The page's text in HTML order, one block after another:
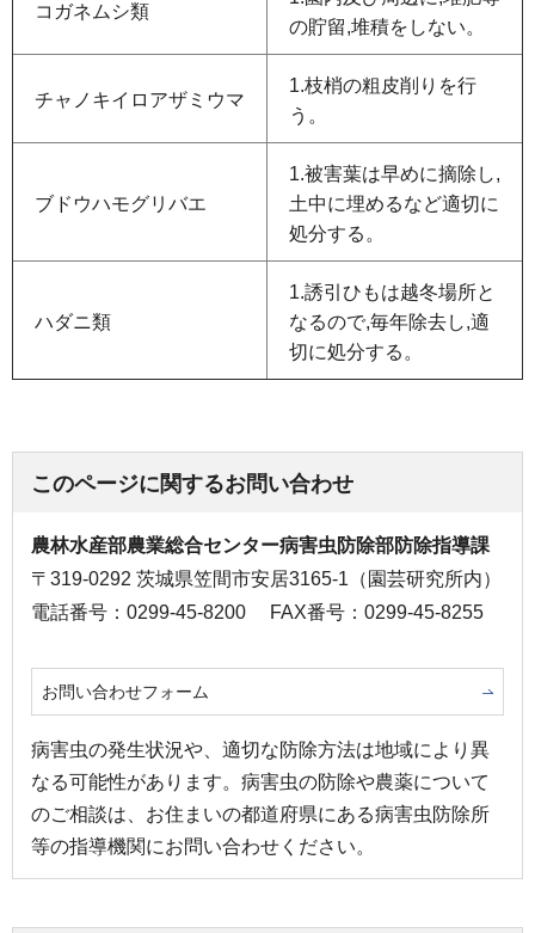
コガネムシ類
の貯留,堆積をしない。
チャノキイロアザミウマ
1.枝梢の粗皮削りを行
う。
ブドウハモグリバエ
1.被害葉は早めに摘除し,
土中に埋めるなど適切に
処分する。
ハダニ類
1.誘引ひもは越冬場所と
なるので,毎年除去し,適
切に処分する。
このページに関するお問い合わせ
農林水産部農業総合センター病害虫防除部防除指導課
〒319-0292 茨城県笠間市安居3165-1（園芸研究所内）
電話番号：0299-45-8200
FAX番号：0299-45-8255
お問い合わせフォーム
病害虫の発生状況や、適切な防除方法は地域により異
なる可能性があります。病害虫の防除や農薬について
のご相談は、お住まいの都道府県にある病害虫防除所
等の指導機関にお問い合わせください。